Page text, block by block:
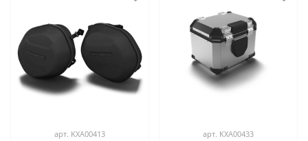
арт. KXA00413 арт. KXA00433